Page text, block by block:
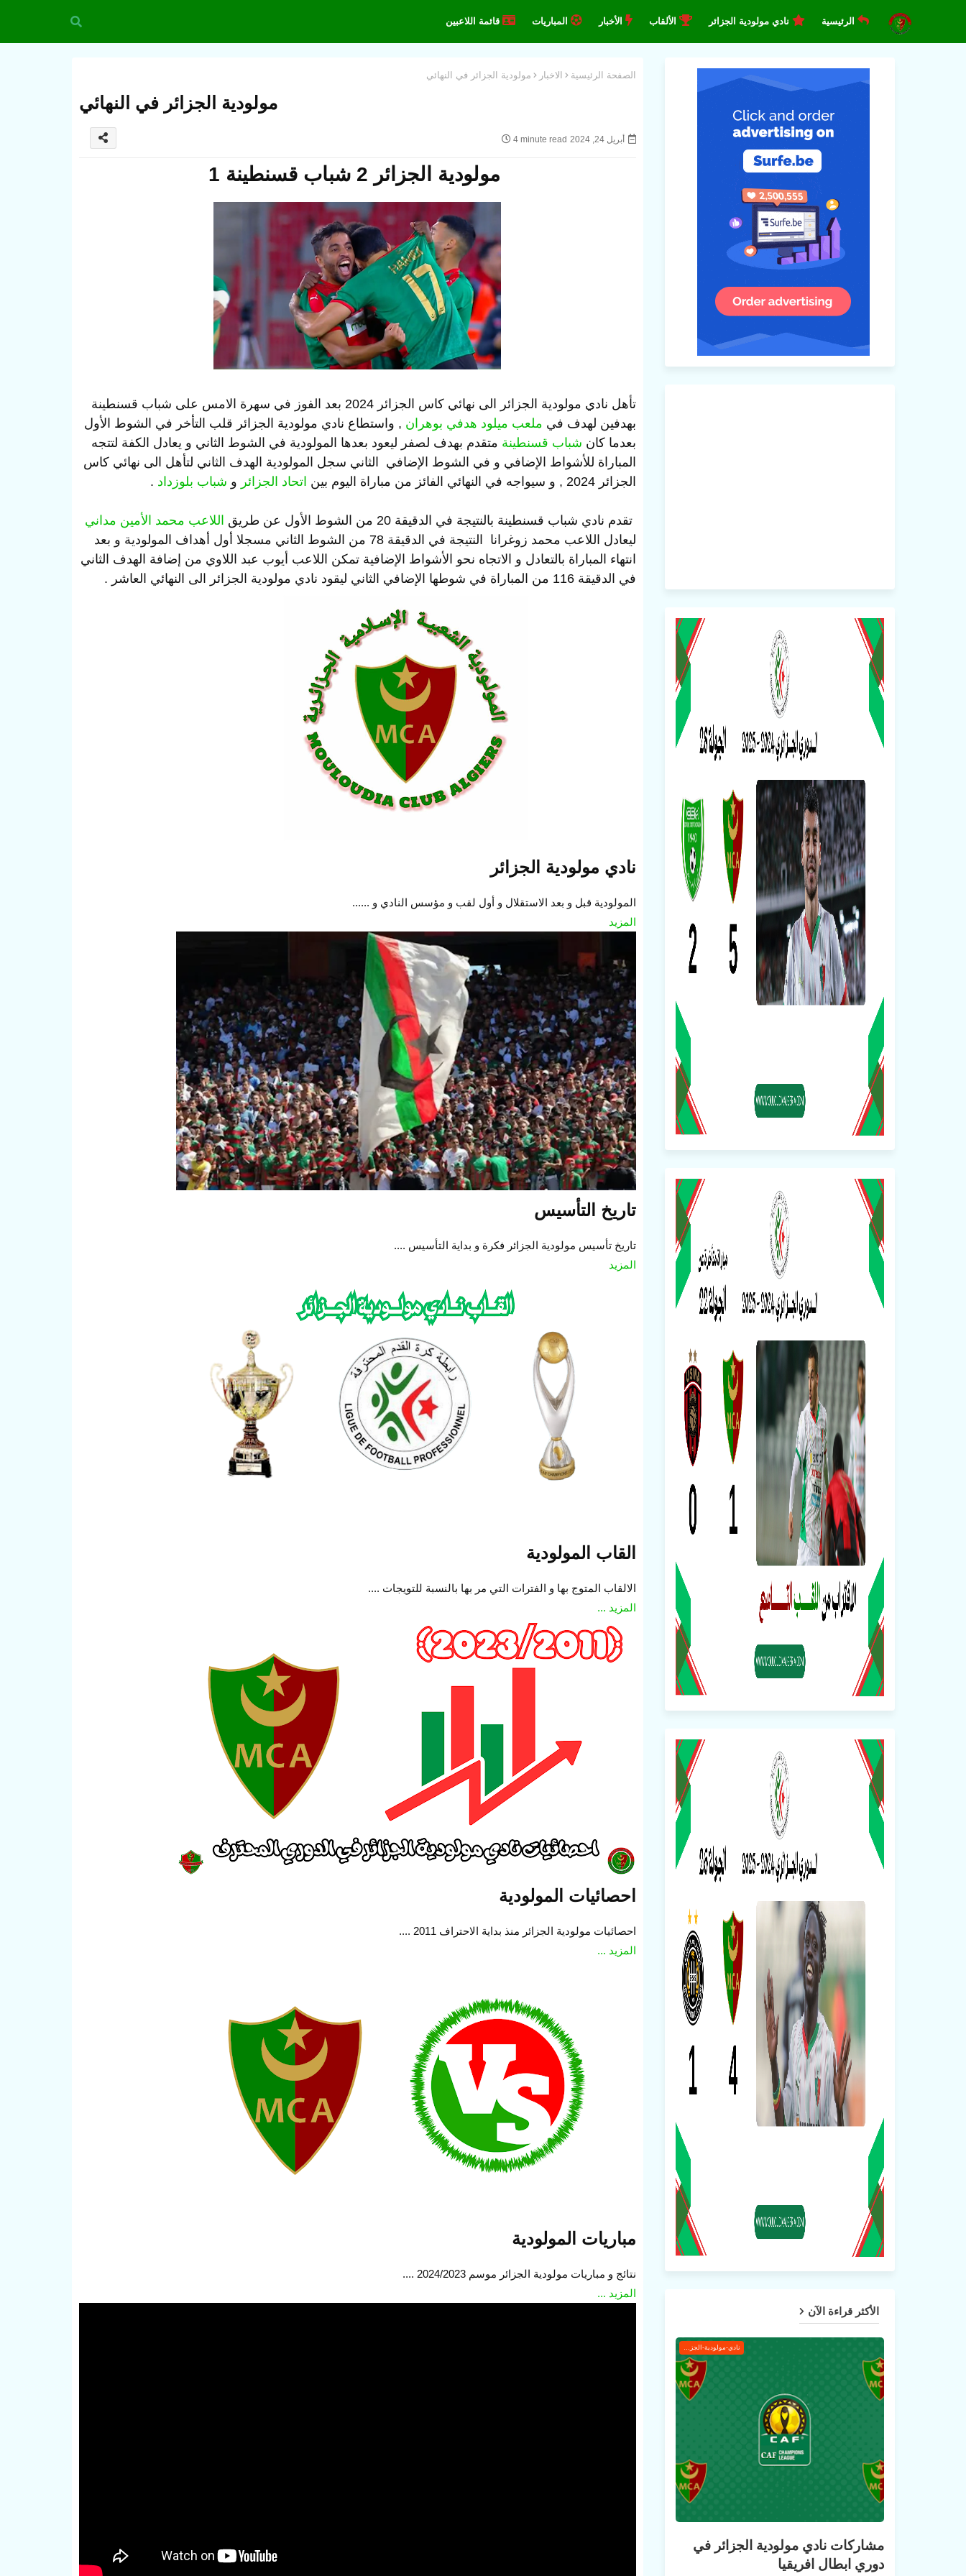
الرئيسية نادي مولودية الجزائر الألقاب الأخبار المباريات قائمة اللاعبين
الصفحة الرئيسية الاخبار مولودية الجزائر في النهائي
مولودية الجزائر في النهائي
أبريل 24, 2024 4 minute read
مولودية الجزائر 2 شباب قسنطينة 1
تأهل نادي مولودية الجزائر الى نهائي كاس الجزائر 2024 بعد الفوز في سهرة الامس على شباب قسنطينة
بهدفين لهدف في ملعب ميلود هدفي بوهران , واستطاع نادي مولودية الجزائر قلب التأخر في الشوط الأول
بعدما كان شباب قسنطينة متقدم بهدف لصفر ليعود بعدها المولودية في الشوط الثاني و يعادل الكفة لتتجه
المباراة للأشواط الإضافي و في الشوط الإضافي الثاني سجل المولودية الهدف الثاني لتأهل الى نهائي كاس
الجزائر 2024 , و سيواجه في النهائي الفائز من مباراة اليوم بين
اتحاد الجزائر و شباب بلوزداد .
تقدم نادي شباب قسنطينة بالنتيجة في الدقيقة 20 من الشوط الأول عن طريق
اللاعب محمد الأمين مداني
ليعادل اللاعب محمد زوغرانا النتيجة في الدقيقة 78 من الشوط الثاني مسجلا أول أهداف المولودية و بعد
انتهاء المباراة بالتعادل و الاتجاه نحو الأشواط الإضافية تمكن اللاعب أيوب عبد اللاوي من إضافة الهدف الثاني
في الدقيقة 116 من المباراة في شوطها الإضافي الثاني ليقود نادي مولودية الجزائر الى النهائي العاشر .
نادي مولودية الجزائر
المولودية قبل و بعد الاستقلال و أول لقب و مؤسس النادي و ......
المزيد
تاريخ التأسيس
تاريخ تأسيس مولودية الجزائر فكرة و بداية التأسيس ....
المزيد
القاب المولودية
الالقاب المتوج بها و الفترات التي مر بها بالنسبة للتويجات ....
المزيد ...
احصائيات المولودية
احصائيات مولودية الجزائر منذ بداية الاحتراف 2011 ....
المزيد ...
مباريات المولودية
نتائج و مباريات مولودية الجزائر موسم 2024/2023 ....
المزيد ...
الأكثر قراءة الآن
نادي-مولودية-الجزائر
مشاركات نادي مولودية الجزائر في
دوري ابطال افريقيا